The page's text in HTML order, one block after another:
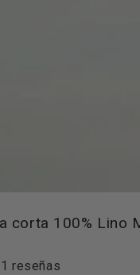
corta 100% Lino
1 reseñas